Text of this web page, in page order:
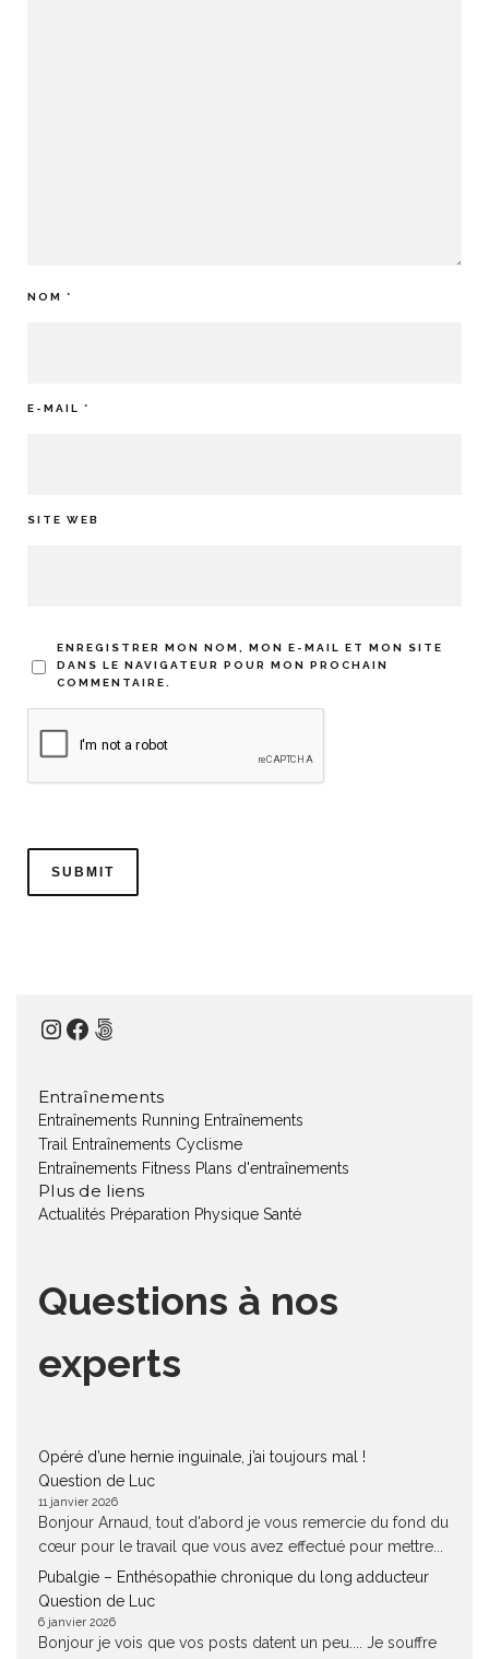
NOM *
E-MAIL *
SITE WEB
ENREGISTRER MON NOM, MON E-MAIL ET MON SITE
DANS LE NAVIGATEUR POUR MON PROCHAIN
COMMENTAIRE.
Instagram
Facebook
500px
Entraînements
Entraînements Running Entraînements
Trail
Entraînements Cyclisme
Entraînements Fitness Plans d'entraînements
Plus de liens
Actualités Préparation Physique Santé
Questions à nos
experts
Opéré d’une hernie inguinale, j’ai toujours mal !
Question de Luc
11 janvier 2026
Bonjour Arnaud, tout d'abord je vous remercie du fond du
cœur pour le travail que vous avez effectué pour mettre...
Pubalgie – Enthésopathie chronique du long adducteur
Question de Luc
6 janvier 2026
Bonjour je vois que vos posts datent un peu.... Je souffre